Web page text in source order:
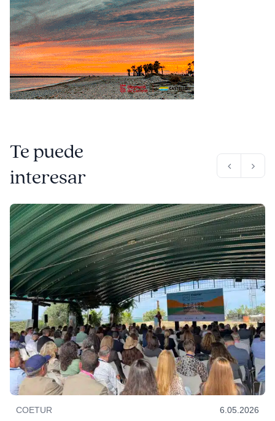
Te puede
interesar
COETUR 6.05.2026